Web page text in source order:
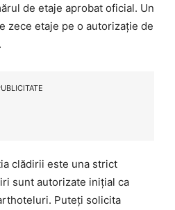
de etaje aprobat oficial. Un
zece etaje pe o autorizație de
clădirii este una strict
sunt autorizate inițial ca
Puteți solicita